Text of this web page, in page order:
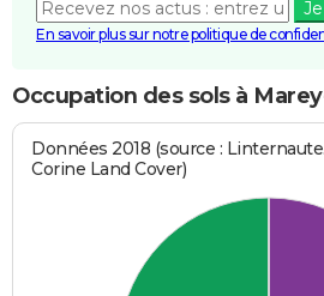
En savoir plus sur notre politique de
Occupation des sols à
Données 2018 (source :
Corine Land Cover)